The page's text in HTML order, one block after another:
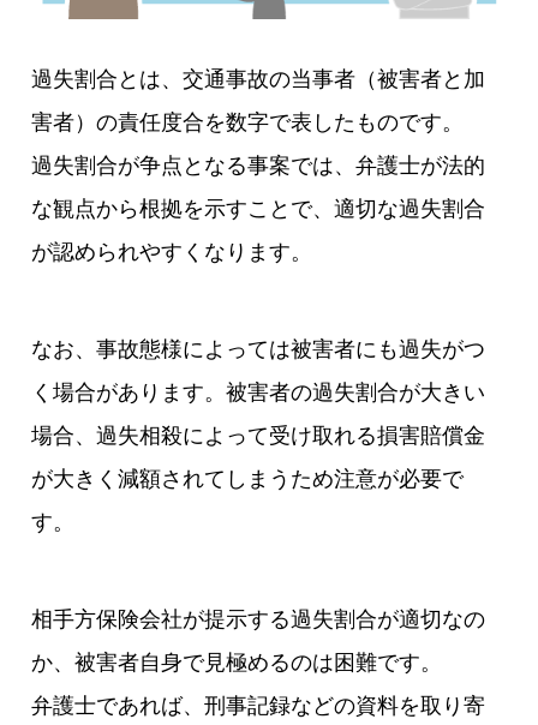
過失割合とは、交通事故の当事者（被害者と加
害者）の責任度合を数字で表したものです。
過失割合が争点となる事案では、弁護士が法的
な観点から根拠を示すことで、適切な過失割合
が認められやすくなります。
なお、事故態様によっては被害者にも過失がつ
く場合があります。被害者の過失割合が大きい
場合、過失相殺によって受け取れる損害賠償金
が大きく減額されてしまうため注意が必要で
す。
相手方保険会社が提示する過失割合が適切なの
か、被害者自身で見極めるのは困難です。
弁護士であれば、刑事記録などの資料を取り寄